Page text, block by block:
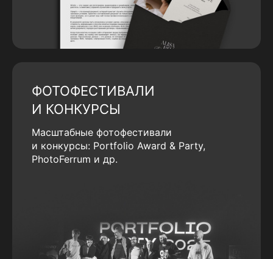
ФОТОФЕСТИВАЛИ
И КОНКУРСЫ
Масштабные фотофестивали
и конкурсы: Portfolio Award & Party,
PhotoFerrum и др.